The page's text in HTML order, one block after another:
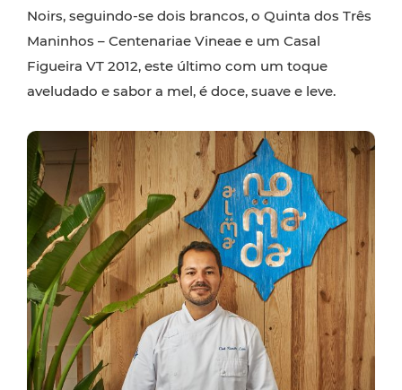
Noirs, seguindo-se dois brancos, o Quinta dos Três
Maninhos – Centenariae Vineae e um Casal
Figueira VT 2012, este último com um toque
aveludado e sabor a mel, é doce, suave e leve.